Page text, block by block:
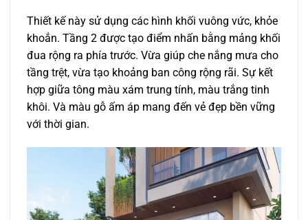
Thiết kế này sử dụng các hình khối vuông vức, khỏe
khoắn. Tầng 2 được tạo điểm nhấn bằng mảng khối
đua rộng ra phía trước. Vừa giúp che nắng mưa cho
tầng trệt, vừa tạo khoảng ban công rộng rãi. Sự kết
hợp giữa tông màu xám trung tính, màu trắng tinh
khôi. Và màu gỗ ấm áp mang đến vẻ đẹp bền vững
với thời gian.